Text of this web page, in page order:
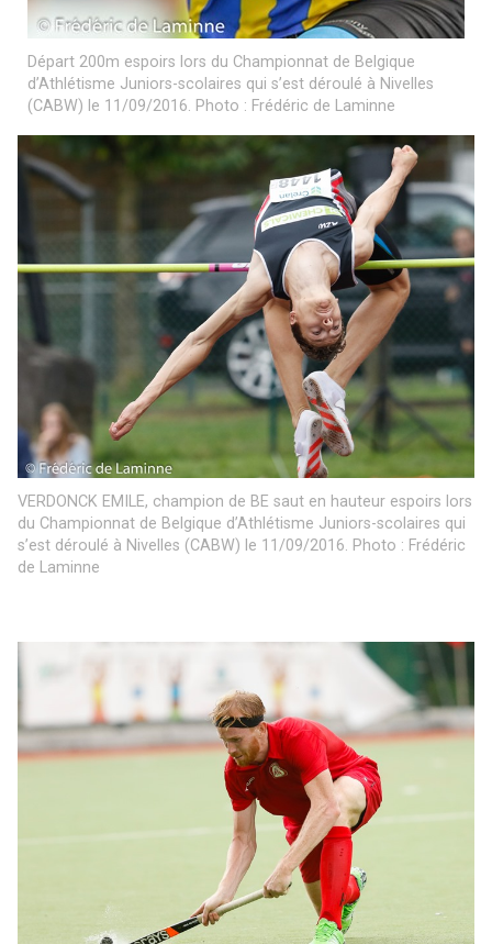
Départ 200m espoirs lors du Championnat de Belgique
d’Athlétisme Juniors-scolaires qui s’est déroulé à Nivelles
(CABW) le 11/09/2016. Photo : Frédéric de Laminne
VERDONCK EMILE, champion de BE saut en hauteur espoirs lors
du Championnat de Belgique d’Athlétisme Juniors-scolaires qui
s’est déroulé à Nivelles (CABW) le 11/09/2016. Photo : Frédéric
de Laminne